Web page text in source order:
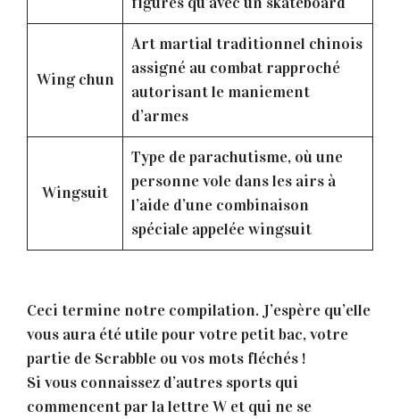
Wing chun
Art martial traditionnel chinois
assigné au combat rapproché
autorisant le maniement
d’armes
Wingsuit
Type de parachutisme, où une
personne vole dans les airs à
l’aide d’une combinaison
spéciale appelée wingsuit
Ceci termine notre compilation. J’espère qu’elle
vous aura été utile pour votre petit bac, votre
partie de Scrabble ou vos mots fléchés !
Si vous connaissez d’autres sports qui
commencent par la lettre W et qui ne se